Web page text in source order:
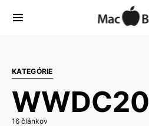
KATEGÓRIE
WWDC20
16 článkov